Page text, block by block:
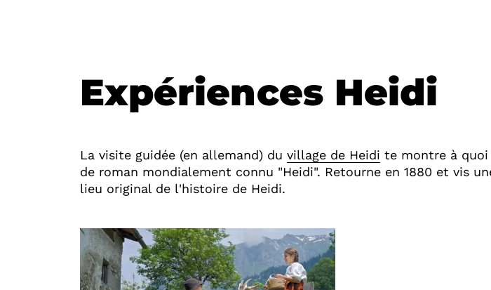
Expériences Heidi
La visite guidée (en allemand) du village de Heidi te montre à quoi
de roman mondialement connu "Heidi". Retourne en 1880 et vis
lieu original de l'histoire de Heidi.